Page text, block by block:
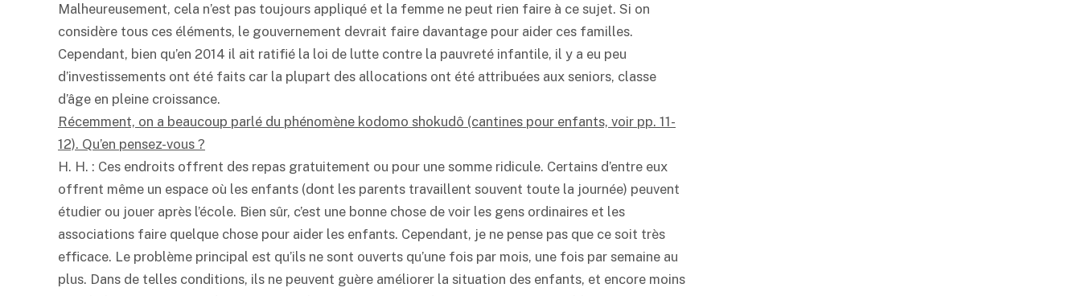
Malheureusement, cela n’est pas toujours appliqué et la femme ne peut rien faire à ce sujet. Si on
considère tous ces éléments, le gouvernement devrait faire davantage pour aider ces familles.
Cependant, bien qu’en 2014 il ait ratifié la loi de lutte contre la pauvreté infantile, il y a eu peu
d’investissements ont été faits car la plupart des allocations ont été attribuées aux seniors, classe
d’âge en pleine croissance.
Récemment, on a beaucoup parlé du phénomène kodomo shokudô (cantines pour enfants, voir pp. 11-
12). Qu’en pensez-vous ?
H. H. : Ces endroits offrent des repas gratuitement ou pour une somme ridicule. Certains d’entre eux
offrent même un espace où les enfants (dont les parents travaillent souvent toute la journée) peuvent
étudier ou jouer après l’école. Bien sûr, c’est une bonne chose de voir les gens ordinaires et les
associations faire quelque chose pour aider les enfants. Cependant, je ne pense pas que ce soit très
efficace. Le problème principal est qu’ils ne sont ouverts qu’une fois par mois, une fois par semaine au
plus. Dans de telles conditions, ils ne peuvent guère améliorer la situation des enfants, et encore moins